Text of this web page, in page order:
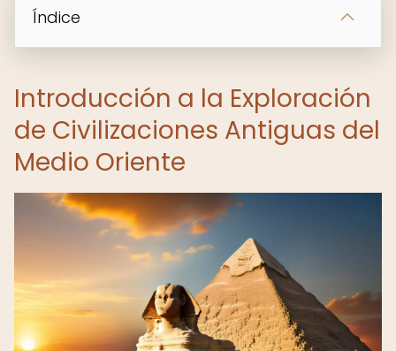
Índice
Introducción a la Exploración
de Civilizaciones Antiguas del
Medio Oriente